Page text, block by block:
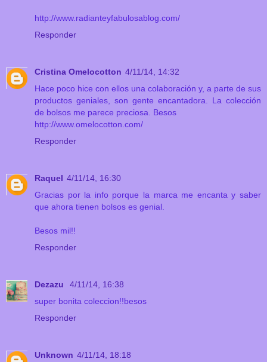
http://www.radianteyfabulosablog.com/
Responder
Cristina Omelocotton 4/11/14, 14:32
Hace poco hice con ellos una colaboración y, a parte de sus
productos geniales, son gente encantadora. La colección
de bolsos me parece preciosa. Besos
http://www.omelocotton.com/
Responder
Raquel 4/11/14, 16:30
Gracias por la info porque la marca me encanta y saber
que ahora tienen bolsos es genial.
Besos mil!!
Responder
Dezazu
4/11/14, 16:38
super bonita coleccion!!besos
Responder
Unknown 4/11/14, 18:18